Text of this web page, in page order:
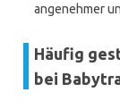
angenehmer
Häufig
bei